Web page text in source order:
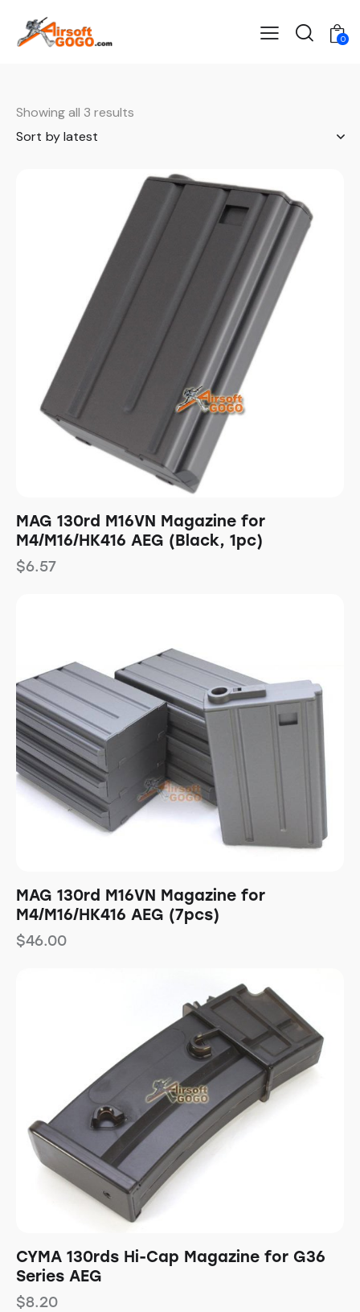
0
Showing all 3 results
MAG 130rd M16VN Magazine for
M4/M16/HK416 AEG (Black, 1pc)
$6.57
MAG 130rd M16VN Magazine for
M4/M16/HK416 AEG (7pcs)
$46.00
CYMA 130rds Hi-Cap Magazine for G36
Series AEG
$8.20